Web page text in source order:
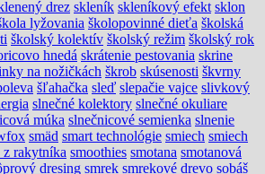
drez skleník skleníkový efekt sklon
lyžovania školopovinné dieťa školská
školský kolektív školský režim školský rok
hnedá skrátenie pestovania skrine
na nožičkách škrob skúsenosti škvrny
šľahačka sleď slepačie vajce slivkový
slnečné kolektory slnečné okuliare
múka slnečnicové semienka slnenie
smäd smart technológie smiech smiech
z rakytníka smoothies smotana smotanová
dresing smrek smrekové drevo sobáš